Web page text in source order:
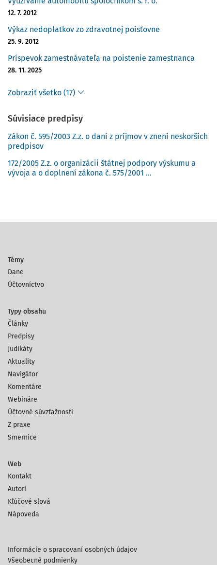
12. 7. 2012
Výkaz nedoplatkov zo zdravotnej poisťovne
25. 9. 2012
Príspevok zamestnávateľa na poistenie zamestnanca
28. 11. 2025
Zobraziť všetko (17)
Súvisiace predpisy
Zákon č. 595/2003 Z.z. o dani z príjmov v znení neskorších
predpisov
172/2005 Z.z. o organizácii štátnej podpory výskumu a
vývoja a o doplnení zákona č. 575/2001 ...
Témy
Dane
Účtovníctvo
Typy obsahu
Články
Predpisy
Judikáty
Aktuality
Navigátor
Komentáre
Webináre
Účtovné súvzťažnosti
Z praxe
Smernice
Web
Kontakt
Autori
Kľúčové slová
Nápoveda
Informácie o spracovaní osobných údajov
Všeobecné podmienky